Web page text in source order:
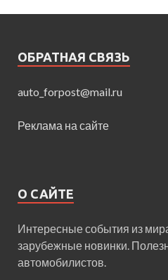
ОБРАТНАЯ СВЯЗЬ
auto_forpost@mail.ru
Реклама на сайте
О САЙТЕ
Интересные события из
зарубежные новинки.
автомобилистов.